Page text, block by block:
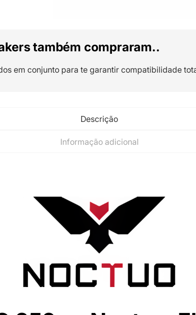
também compraram..
em conjunto para te garantir compatibilidade
Descrição
Informação adicional